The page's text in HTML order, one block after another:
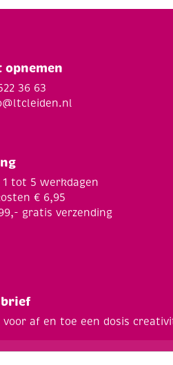
opnemen
36 63
tot 5 werkdagen
€ 6,95
gratis verzending
af en toe een dosis